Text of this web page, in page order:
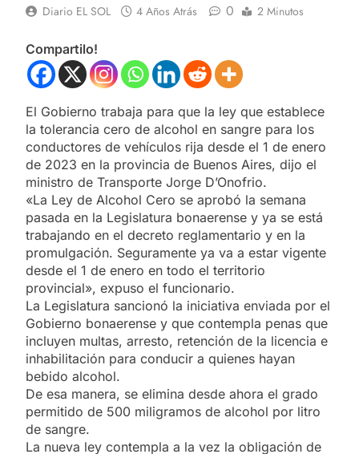
Diario EL SOL 4 Años Atrás 0 2 Minutos
Compartilo!
El Gobierno trabaja para que la ley que establece
la tolerancia cero de alcohol en sangre para los
conductores de vehículos rija desde el 1 de enero
de 2023 en la provincia de Buenos Aires, dijo el
ministro de Transporte Jorge D’Onofrio.
«La Ley de Alcohol Cero se aprobó la semana
pasada en la Legislatura bonaerense y ya se está
trabajando en el decreto reglamentario y en la
promulgación. Seguramente ya va a estar vigente
desde el 1 de enero en todo el territorio
provincial», expuso el funcionario.
La Legislatura sancionó la iniciativa enviada por el
Gobierno bonaerense y que contempla penas que
incluyen multas, arresto, retención de la licencia e
inhabilitación para conducir a quienes hayan
bebido alcohol.
De esa manera, se elimina desde ahora el grado
permitido de 500 miligramos de alcohol por litro
de sangre.
La nueva ley contempla a la vez la obligación de